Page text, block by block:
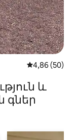
Միջին
4,86 (50)
և
գներ